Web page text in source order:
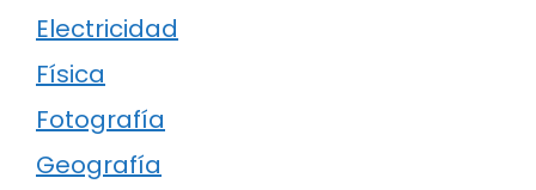
Electricidad
Física
Fotografía
Geografía